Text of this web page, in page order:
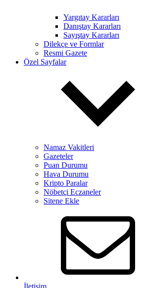
Yargıtay Kararları
Danıştay Kararları
Sayıştay Kararları
Dilekçe ve Formlar
Resmi Gazete
Özel Sayfalar
Namaz Vakitleri
Gazeteler
Puan Durumu
Hava Durumu
Kripto Paralar
Nöbetçi Eczaneler
Sitene Ekle
İletişim